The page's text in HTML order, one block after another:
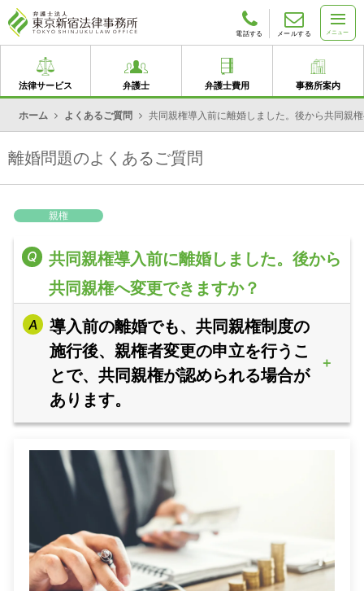
電話する メールする メニュー
法律サービス 弁護士 弁護士費用 事務所案内
ホーム よくあるご質問 共同親権導入前に離婚しました。後から共同親
離婚問題のよくあるご質問
親権
共同親権導入前に離婚しました。後から
共同親権へ変更できますか？
導入前の離婚でも、共同親権制度の
施行後、親権者変更の申立を行うこ
とで、共同親権が認められる場合が
あります。